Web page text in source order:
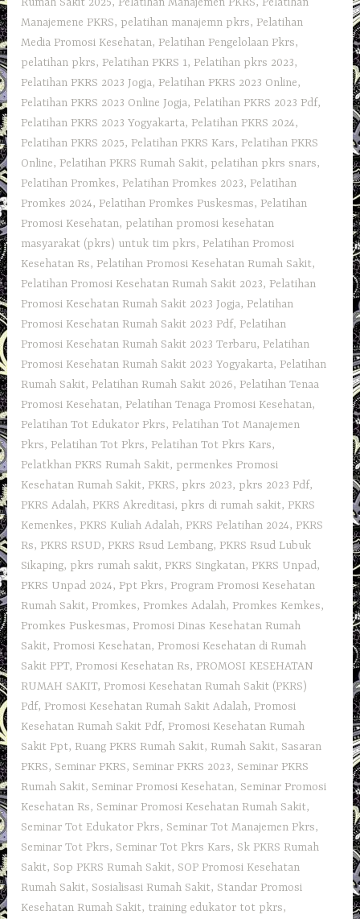
Rumah Sakit 2025, Pelatihan Manajemen PKRS, Pelatihan
Manajemene PKRS, pelatihan manajemn pkrs, Pelatihan
Media Promosi Kesehatan, Pelatihan Pengelolaan Pkrs,
pelatihan pkrs, Pelatihan PKRS 1, Pelatihan pkrs 2023,
Pelatihan PKRS 2023 Jogja, Pelatihan PKRS 2023 Online,
Pelatihan PKRS 2023 Online Jogja, Pelatihan PKRS 2023 Pdf,
Pelatihan PKRS 2023 Yogyakarta, Pelatihan PKRS 2024,
Pelatihan PKRS 2025, Pelatihan PKRS Kars, Pelatihan PKRS
Online, Pelatihan PKRS Rumah Sakit, pelatihan pkrs snars,
Pelatihan Promkes, Pelatihan Promkes 2023, Pelatihan
Promkes 2024, Pelatihan Promkes Puskesmas, Pelatihan
Promosi Kesehatan, pelatihan promosi kesehatan
masyarakat (pkrs) untuk tim pkrs, Pelatihan Promosi
Kesehatan Rs, Pelatihan Promosi Kesehatan Rumah Sakit,
Pelatihan Promosi Kesehatan Rumah Sakit 2023, Pelatihan
Promosi Kesehatan Rumah Sakit 2023 Jogja, Pelatihan
Promosi Kesehatan Rumah Sakit 2023 Pdf, Pelatihan
Promosi Kesehatan Rumah Sakit 2023 Terbaru, Pelatihan
Promosi Kesehatan Rumah Sakit 2023 Yogyakarta, Pelatihan
Rumah Sakit, Pelatihan Rumah Sakit 2026, Pelatihan Tenaa
Promosi Kesehatan, Pelatihan Tenaga Promosi Kesehatan,
Pelatihan Tot Edukator Pkrs, Pelatihan Tot Manajemen
Pkrs, Pelatihan Tot Pkrs, Pelatihan Tot Pkrs Kars,
Pelatkhan PKRS Rumah Sakit, permenkes Promosi
Kesehatan Rumah Sakit, PKRS, pkrs 2023, pkrs 2023 Pdf,
PKRS Adalah, PKRS Akreditasi, pkrs di rumah sakit, PKRS
Kemenkes, PKRS Kuliah Adalah, PKRS Pelatihan 2024, PKRS
Rs, PKRS RSUD, PKRS Rsud Lembang, PKRS Rsud Lubuk
Sikaping, pkrs rumah sakit, PKRS Singkatan, PKRS Unpad,
PKRS Unpad 2024, Ppt Pkrs, Program Promosi Kesehatan
Rumah Sakit, Promkes, Promkes Adalah, Promkes Kemkes,
Promkes Puskesmas, Promosi Dinas Kesehatan Rumah
Sakit, Promosi Kesehatan, Promosi Kesehatan di Rumah
Sakit PPT, Promosi Kesehatan Rs, PROMOSI KESEHATAN
RUMAH SAKIT, Promosi Kesehatan Rumah Sakit (PKRS)
Pdf, Promosi Kesehatan Rumah Sakit Adalah, Promosi
Kesehatan Rumah Sakit Pdf, Promosi Kesehatan Rumah
Sakit Ppt, Ruang PKRS Rumah Sakit, Rumah Sakit, Sasaran
PKRS, Seminar PKRS, Seminar PKRS 2023, Seminar PKRS
Rumah Sakit, Seminar Promosi Kesehatan, Seminar Promosi
Kesehatan Rs, Seminar Promosi Kesehatan Rumah Sakit,
Seminar Tot Edukator Pkrs, Seminar Tot Manajemen Pkrs,
Seminar Tot Pkrs, Seminar Tot Pkrs Kars, Sk PKRS Rumah
Sakit, Sop PKRS Rumah Sakit, SOP Promosi Kesehatan
Rumah Sakit, Sosialisasi Rumah Sakit, Standar Promosi
Kesehatan Rumah Sakit, training edukator tot pkrs,